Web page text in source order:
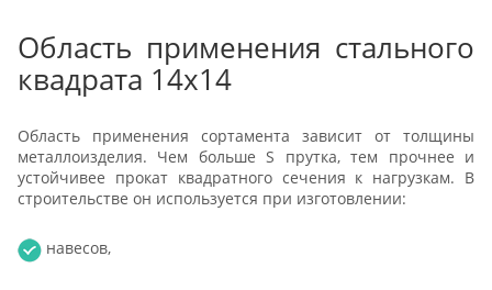
Область применения стального
квадрата 14х14
Область применения сортамента зависит от толщины
металлоизделия. Чем больше S прутка, тем прочнее и
устойчивее прокат квадратного сечения к нагрузкам. В
строительстве он используется при изготовлении:
навесов,